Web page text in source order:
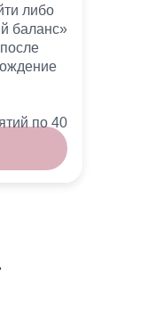
либо
баланс»
по 40